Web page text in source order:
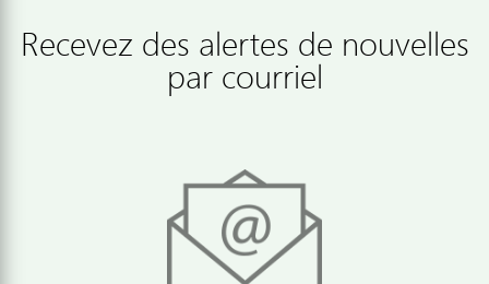
Recevez des alertes de nouvelles
par courriel